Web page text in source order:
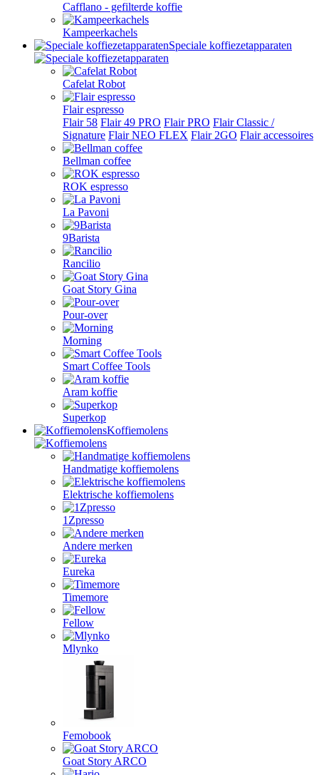
Cafflano - gefilterde koffie
Kampeerkachels
Speciale koffiezetapparaten
Cafelat Robot
Flair espresso
Flair 58 Flair 49 PRO Flair PRO Flair Classic /
Signature Flair NEO FLEX Flair 2GO Flair accessoires
Bellman coffee
ROK espresso
La Pavoni
9Barista
Rancilio
Goat Story Gina
Pour-over
Morning
Smart Coffee Tools
Aram koffie
Superkop
Koffiemolens
Handmatige koffiemolens
Elektrische koffiemolens
1Zpresso
Andere merken
Eureka
Timemore
Fellow
Mlynko
Femobook
Goat Story ARCO